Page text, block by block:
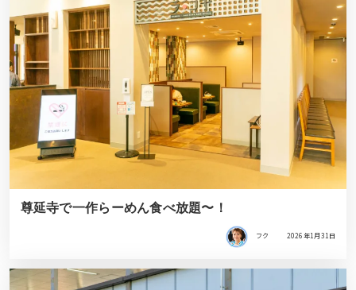
尊延寺で一作らーめん食べ放題〜！
フク 2026年1月31日